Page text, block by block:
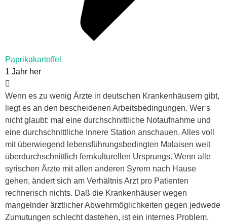
Paprikakartoffel
1 Jahr her
Wenn es zu wenig Ärzte in deutschen Krankenhäusern gibt,
liegt es an den bescheidenen Arbeitsbedingungen. Wer‘s
nicht glaubt: mal eine durchschnittliche Notaufnahme und
eine durchschnittliche Innere Station anschauen. Alles voll
mit überwiegend lebensführungsbedingten Malaisen weit
überdurchschnittlich fernkulturellen Ursprungs. Wenn alle
syrischen Ärzte mit allen anderen Syrern nach Hause
gehen, ändert sich am Verhältnis Arzt pro Patienten
rechnerisch nichts. Daß die Krankenhäuser wegen
mangelnder ärztlicher Abwehrmöglichkeiten gegen jedwede
Zumutungen schlecht dastehen, ist ein internes Problem.